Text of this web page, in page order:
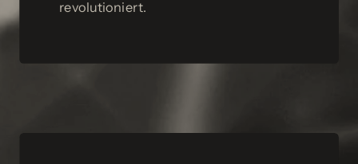
revolutioniert.